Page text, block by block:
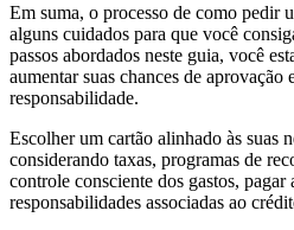
Em suma, o processo de como pedir
alguns cuidados para que você
passos abordados neste guia, você
aumentar suas chances de aprovação
responsabilidade.
Escolher um cartão alinhado às suas
considerando taxas, programas de
controle consciente dos gastos, pagar
responsabilidades associadas ao